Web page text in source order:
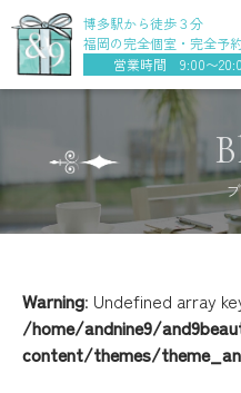
博多駅から徒歩３分
福岡の完全個室・完全予
営業時間 9:00〜
Warning: Undefined array
/home/andnine9/
content/themes/